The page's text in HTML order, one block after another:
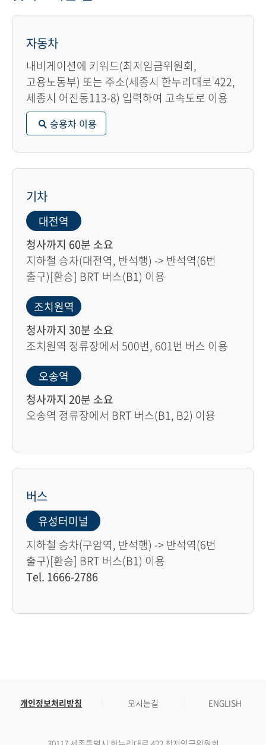
자동차
내비게이션에 키워드(최저임금위원회,
고용노동부) 또는 주소(세종시 한누리대로 422,
세종시 어진동113-8) 입력하여 고속도로 이용
승용차 이용
기차
대전역
청사까지 60분 소요
지하철 승차(대전역, 반석행) -> 반석역(6번
출구)[환승] BRT 버스(B1) 이용
조치원역
청사까지 30분 소요
조치원역 정류장에서 500번, 601번 버스 이용
오송역
청사까지 20분 소요
오송역 정류장에서 BRT 버스(B1, B2) 이용
버스
유성터미널
지하철 승차(구암역, 반석행) -> 반석역(6번
출구)[환승] BRT 버스(B1) 이용
Tel. 1666-2786
개인정보처리방침 오시는길 ENGLISH